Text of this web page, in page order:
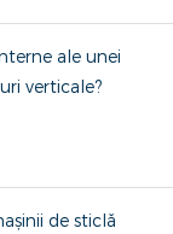
ale unei
verticale?
de sticlă